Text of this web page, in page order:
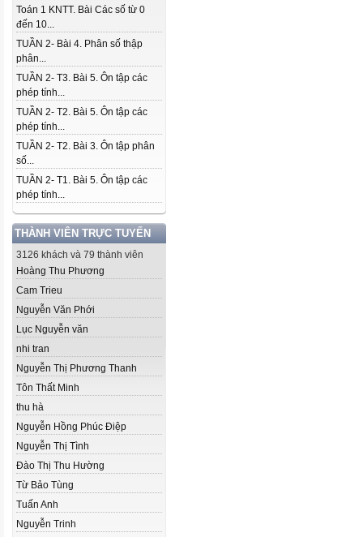
Toán 1 KNTT. Bài Các số từ 0
đến 10...
TUẦN 2- Bài 4. Phân số thập
phân...
TUẦN 2- T3. Bài 5. Ôn tập các
phép tính...
TUẦN 2- T2. Bài 5. Ôn tập các
phép tính...
TUẦN 2- T2. Bài 3. Ôn tập phân
số...
TUẦN 2- T1. Bài 5. Ôn tập các
phép tính...
THÀNH VIÊN TRỰC TUYẾN
3126 khách và 79 thành viên
Hoàng Thu Phương
Cam Trieu
Nguyễn Văn Phới
Lục Nguyễn văn
nhi tran
Nguyễn Thị Phương Thanh
Tôn Thất Minh
thu hà
Nguyễn Hồng Phúc Điệp
Nguyễn Thị Tình
Đào Thị Thu Hường
Từ Bảo Tùng
Tuấn Anh
Nguyễn Trinh